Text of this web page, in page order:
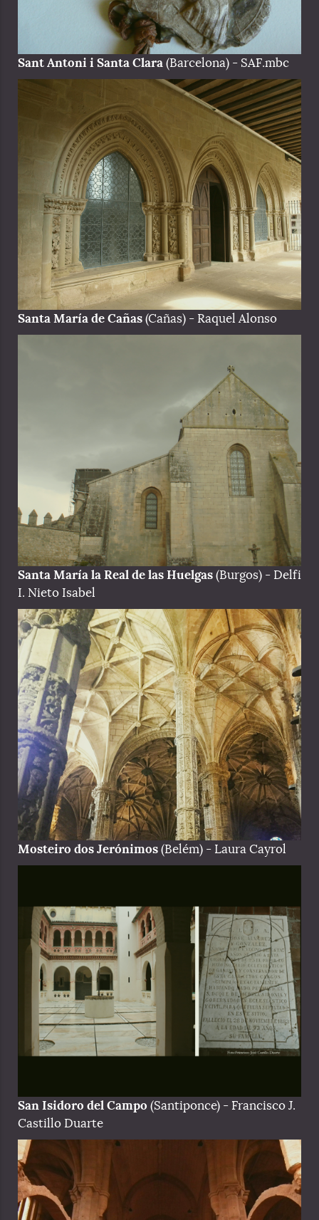
Sant Antoni i Santa Clara(Barcelona) - SAF.mbc
Santa María de Cañas(Cañas) - Raquel Alonso
Santa María la Real de las Huelgas(Burgos) - Delfi
I. Nieto Isabel
Mosteiro dos Jerónimos(Belém) - Laura Cayrol
San Isidoro del Campo (Santiponce) - Francisco J.
Castillo Duarte